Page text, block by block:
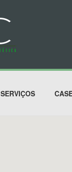
SERVIÇOS